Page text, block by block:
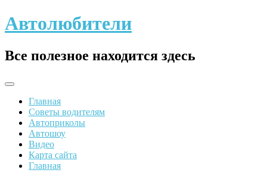
Skip
to
Автолюбители
Все полезное находится здесь
Главная
Советы водителям
Автоприколы
Автошоу
Видео
Карта сайта
Главная